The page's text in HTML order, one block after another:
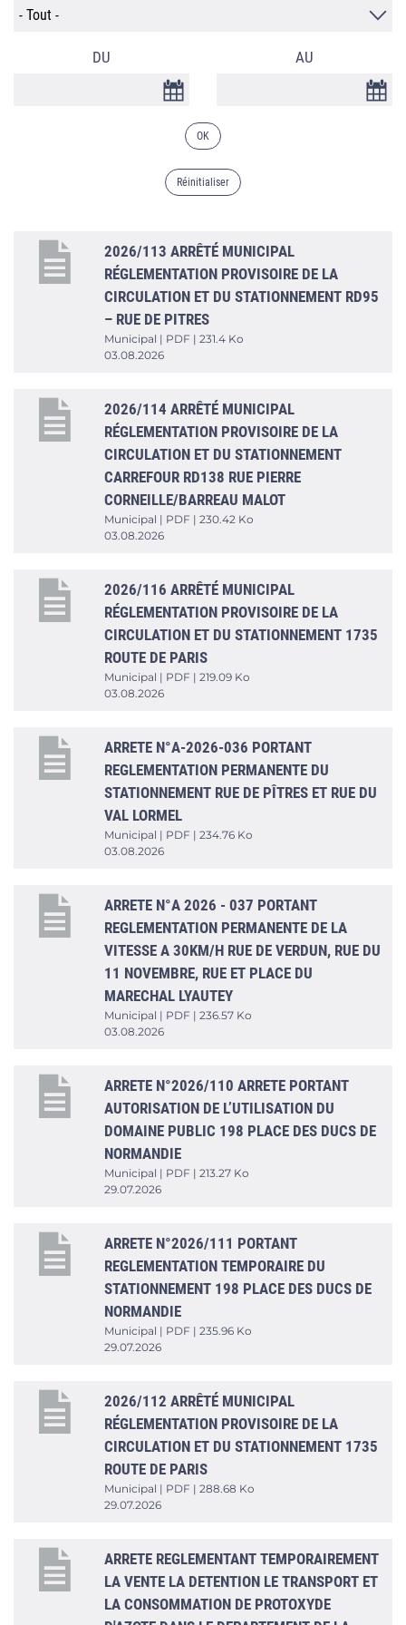
DU
AU
2026/113 ARRÊTÉ MUNICIPAL
RÉGLEMENTATION PROVISOIRE DE LA
CIRCULATION ET DU STATIONNEMENT RD95
– RUE DE PITRES
Municipal | PDF | 231.4 Ko
03.08.2026
2026/114 ARRÊTÉ MUNICIPAL
RÉGLEMENTATION PROVISOIRE DE LA
CIRCULATION ET DU STATIONNEMENT
CARREFOUR RD138 RUE PIERRE
CORNEILLE/BARREAU MALOT
Municipal | PDF | 230.42 Ko
03.08.2026
2026/116 ARRÊTÉ MUNICIPAL
RÉGLEMENTATION PROVISOIRE DE LA
CIRCULATION ET DU STATIONNEMENT 1735
ROUTE DE PARIS
Municipal | PDF | 219.09 Ko
03.08.2026
ARRETE N°A-2026-036 PORTANT
REGLEMENTATION PERMANENTE DU
STATIONNEMENT RUE DE PÎTRES ET RUE DU
VAL LORMEL
Municipal | PDF | 234.76 Ko
03.08.2026
ARRETE N°A 2026 - 037 PORTANT
REGLEMENTATION PERMANENTE DE LA
VITESSE A 30KM/H RUE DE VERDUN, RUE DU
11 NOVEMBRE, RUE ET PLACE DU
MARECHAL LYAUTEY
Municipal | PDF | 236.57 Ko
03.08.2026
ARRETE N°2026/110 ARRETE PORTANT
AUTORISATION DE L’UTILISATION DU
DOMAINE PUBLIC 198 PLACE DES DUCS DE
NORMANDIE
Municipal | PDF | 213.27 Ko
29.07.2026
ARRETE N°2026/111 PORTANT
REGLEMENTATION TEMPORAIRE DU
STATIONNEMENT 198 PLACE DES DUCS DE
NORMANDIE
Municipal | PDF | 235.96 Ko
29.07.2026
2026/112 ARRÊTÉ MUNICIPAL
RÉGLEMENTATION PROVISOIRE DE LA
CIRCULATION ET DU STATIONNEMENT 1735
ROUTE DE PARIS
Municipal | PDF | 288.68 Ko
29.07.2026
ARRETE REGLEMENTANT TEMPORAIREMENT
LA VENTE LA DETENTION LE TRANSPORT ET
LA CONSOMMATION DE PROTOXYDE